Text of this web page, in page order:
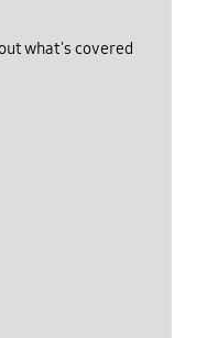
what's covered